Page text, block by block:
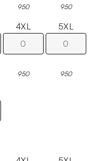
950 950
4XL
950
5XL
950